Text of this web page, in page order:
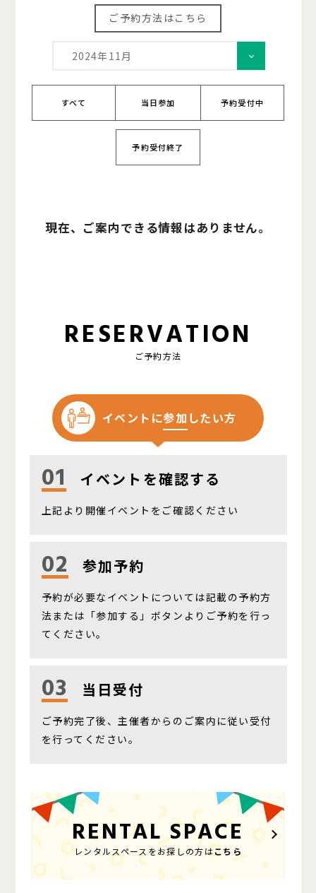
ご予約方法はこちら
2024年11月
すべて 当日参加 予約受付中
予約受付終了
現在、ご案内できる情報はありません。
RESERVATION
ご予約方法
イベントに参加 したい方
01 イベントを確認する
上記より開催イベントをご確認ください
02 参加予約
予約が必要なイベントについては記載の予約方
法または「参加する」ボタンよりご予約を行っ
てください。
03 当日受付
ご予約完了後、主催者からのご案内に従い受付
を行ってください。
RENTAL SPACE
レンタルスペースをお探しの方はこちら